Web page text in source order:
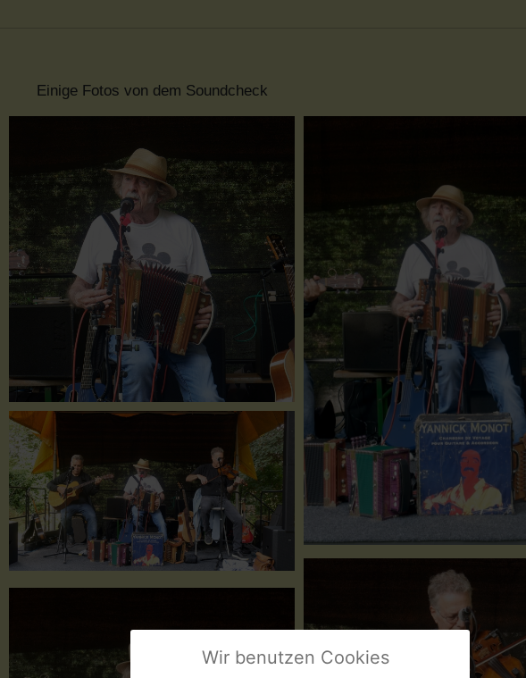
Einige Fotos von dem Soundcheck
Wir benutzen Cookies